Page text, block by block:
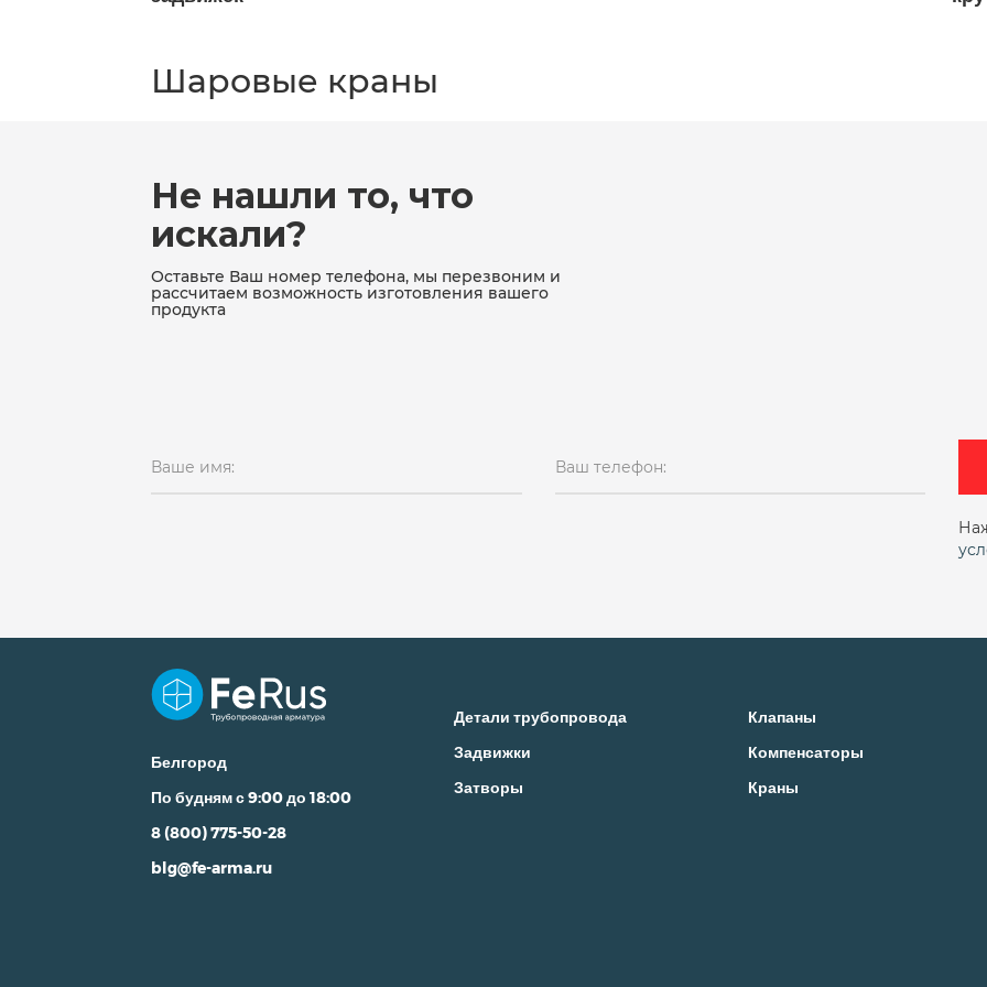
Шаровые краны
Не нашли то, что
искали?
Оставьте Ваш номер телефона, мы перезвоним и
рассчитаем возможность изготовления вашего
продукта
Ваше имя: Ваш телефон:
Белгород
По будням с 9:00 до 18:00
8 (800) 775-50-28
blg@fe-arma.ru
Детали трубопровода
Задвижки
Затворы
Клапаны
Компенсаторы
Краны